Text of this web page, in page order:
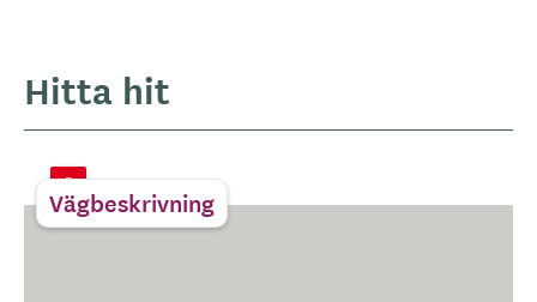
Hitta hit
Vägbeskrivning